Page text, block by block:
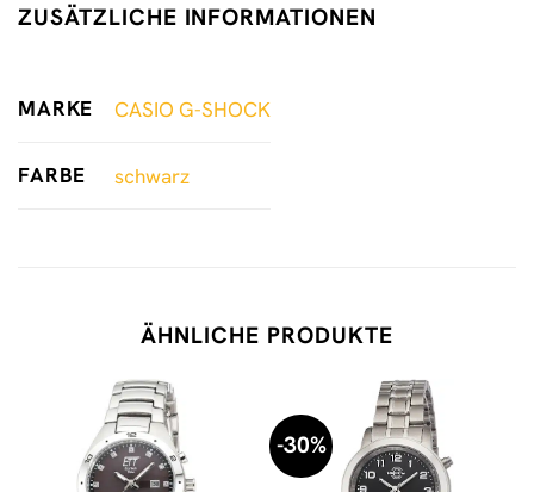
ZUSÄTZLICHE INFORMATIONEN
MARKE CASIO G-SHOCK
FARBE schwarz
ÄHNLICHE PRODUKTE
-30%